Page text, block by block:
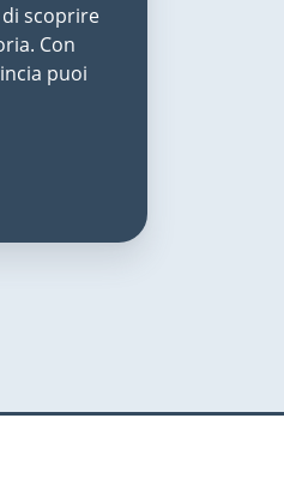
scoprire
Con
puoi